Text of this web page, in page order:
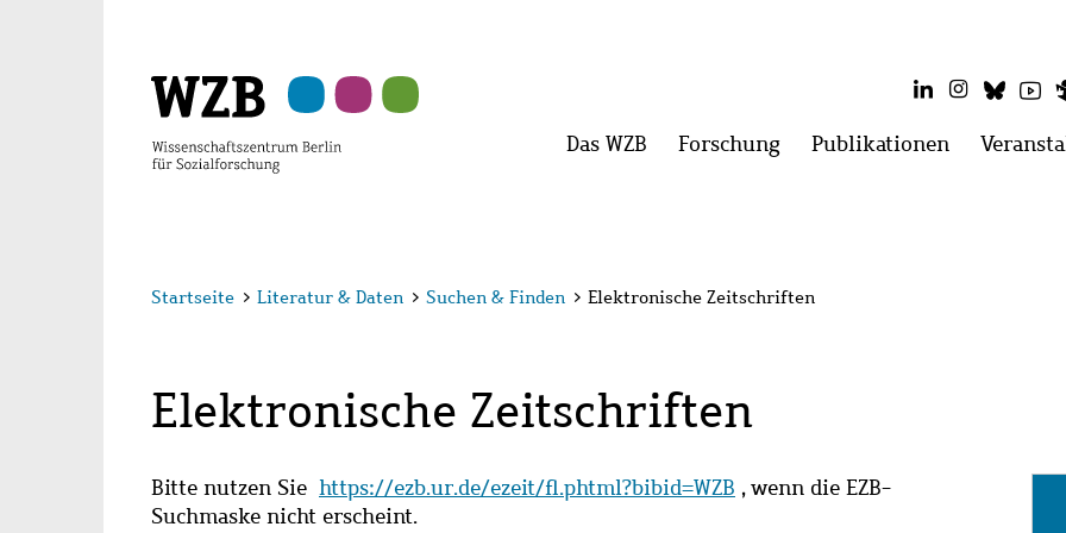
LinkedInInstagram
Hauptmenü
Das WZB Menü
Forschung Menü
Publikationen Menü
Startseite > Literatur & Daten > Suchen & Finden > Elektronische Zeitschriften
Elektronische Zeitschriften
Bitte nutzen Sie https://ezb.ur.de/ezeit/fl.phtml?bibid=WZB , wenn die EZB-
Suchmaske nicht erscheint.